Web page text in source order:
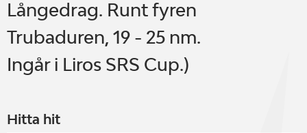
Långedrag. Runt fyren
Trubaduren, 19 - 25 nm.
Ingår i Liros SRS Cup.)
Hitta hit